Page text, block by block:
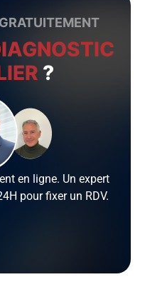
?
en ligne. Un expert
pour fixer un RDV.